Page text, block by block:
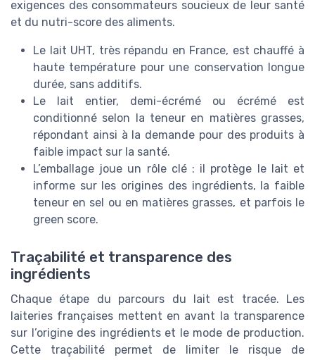
exigences des consommateurs soucieux de leur santé
et du nutri-score des aliments.
Le lait UHT, très répandu en France, est chauffé à
haute température pour une conservation longue
durée, sans additifs.
Le lait entier, demi-écrémé ou écrémé est
conditionné selon la teneur en matières grasses,
répondant ainsi à la demande pour des produits à
faible impact sur la santé.
L’emballage joue un rôle clé : il protège le lait et
informe sur les origines des ingrédients, la faible
teneur en sel ou en matières grasses, et parfois le
green score.
Traçabilité et transparence des
ingrédients
Chaque étape du parcours du lait est tracée. Les
laiteries françaises mettent en avant la transparence
sur l’origine des ingrédients et le mode de production.
Cette traçabilité permet de limiter le risque de